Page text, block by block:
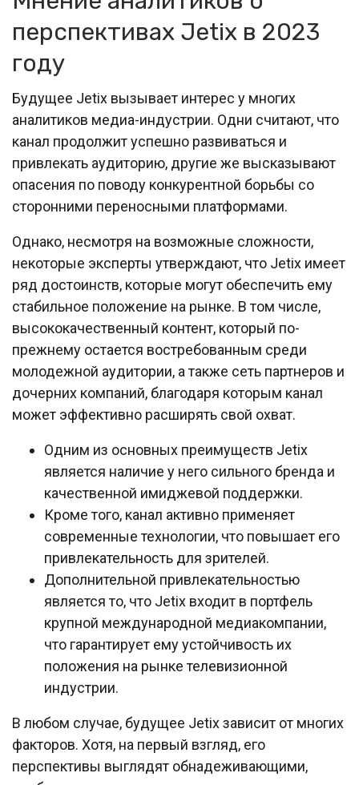
перспективах Jetix в 2023
году
Будущее Jetix вызывает интерес у многих
аналитиков медиа-индустрии. Одни считают, что
канал продолжит успешно развиваться и
привлекать аудиторию, другие же высказывают
опасения по поводу конкурентной борьбы со
сторонними переносными платформами.
Однако, несмотря на возможные сложности,
некоторые эксперты утверждают, что Jetix имеет
ряд достоинств, которые могут обеспечить ему
стабильное положение на рынке. В том числе,
высококачественный контент, который по-
прежнему остается востребованным среди
молодежной аудитории, а также сеть партнеров и
дочерних компаний, благодаря которым канал
может эффективно расширять свой охват.
Одним из основных преимуществ Jetix
является наличие у него сильного бренда и
качественной имиджевой поддержки.
Кроме того, канал активно применяет
современные технологии, что повышает его
привлекательность для зрителей.
Дополнительной привлекательностью
является то, что Jetix входит в портфель
крупной международной медиакомпании,
что гарантирует ему устойчивость их
положения на рынке телевизионной
индустрии.
В любом случае, будущее Jetix зависит от многих
факторов. Хотя, на первый взгляд, его
перспективы выглядят обнадеживающими,